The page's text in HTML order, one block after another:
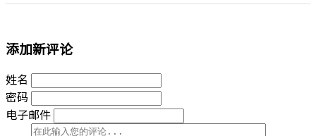
添加新评论
姓名
密码
电子邮件